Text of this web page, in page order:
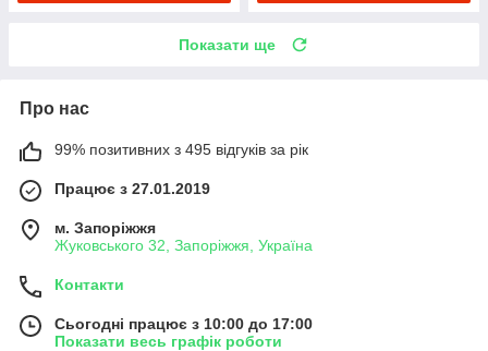
Показати ще
Про нас
99% позитивних з 495 відгуків за рік
Працює з 27.01.2019
м. Запоріжжя
Жуковського 32, Запоріжжя, Україна
Контакти
Сьогодні працює з 10:00 до 17:00
Показати весь графік роботи